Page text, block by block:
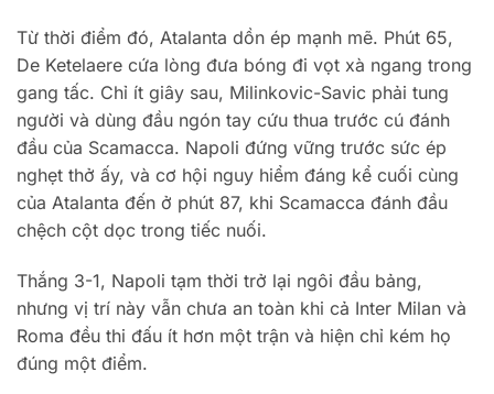
Từ thời điểm đó, Atalanta dồn ép mạnh mẽ. Phút 65,
De Ketelaere cứa lòng đưa bóng đi vọt xà ngang trong
gang tấc. Chỉ ít giây sau, Milinkovic-Savic phải tung
người và dùng đầu ngón tay cứu thua trước cú đánh
đầu của Scamacca. Napoli đứng vững trước sức ép
nghẹt thở ấy, và cơ hội nguy hiểm đáng kể cuối cùng
của Atalanta đến ở phút 87, khi Scamacca đánh đầu
chệch cột dọc trong tiếc nuối.
Thắng 3-1, Napoli tạm thời trở lại ngôi đầu bảng,
nhưng vị trí này vẫn chưa an toàn khi cả Inter Milan và
Roma đều thi đấu ít hơn một trận và hiện chỉ kém họ
đúng một điểm.